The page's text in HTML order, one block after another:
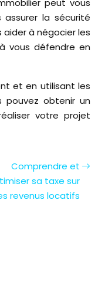
peut vous
la sécurité
à négocier les
vous défendre en
et en utilisant les
pouvez obtenir un
votre projet
Comprendre et
sa taxe sur
revenus locatifs